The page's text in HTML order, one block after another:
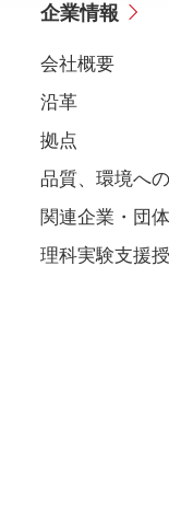
企業情報
会社概要
沿革
拠点
品質、環境へ
関連企業・団体
理科実験支援